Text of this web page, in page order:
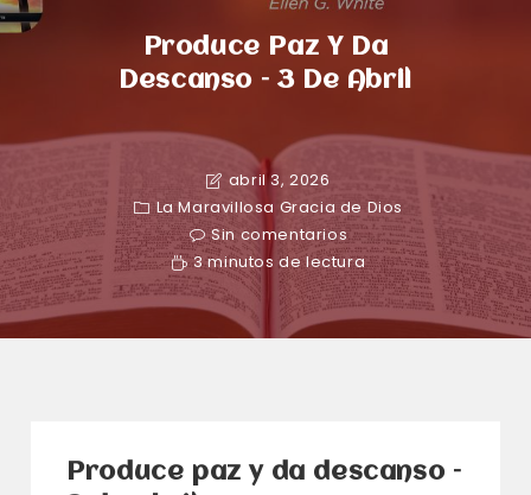
Produce Paz Y Da
Descanso – 3 De Abril
abril 3, 2026
La Maravillosa Gracia de Dios
Sin comentarios
3 minutos de lectura
Produce paz y da descanso –